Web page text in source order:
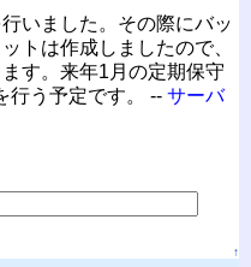
いました。その際にバッ
トは作成しましたので、
す。来年1月の定期保守
行う予定です。 -- サーバ
↑